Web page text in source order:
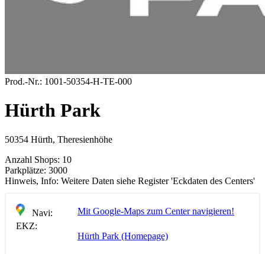
Prod.-Nr.: 1001-50354-H-TE-000
Hürth Park
50354 Hürth, Theresienhöhe
Anzahl Shops: 10
Parkplätze: 3000
Hinweis, Info: Weitere Daten siehe Register 'Eckdaten des Centers'
Navi:
Mit Google-Maps zum Center navigieren!
EKZ:
Hürth Park (Homepage)